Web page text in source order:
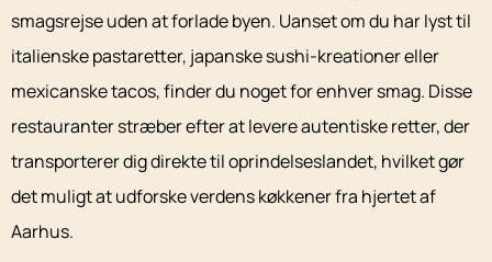
smagsrejse uden at forlade byen. Uanset om du har lyst til
italienske pastaretter, japanske sushi-kreationer eller
mexicanske tacos, finder du noget for enhver smag. Disse
restauranter stræber efter at levere autentiske retter, der
transporterer dig direkte til oprindelseslandet, hvilket gør
det muligt at udforske verdens køkkener fra hjertet af
Aarhus.